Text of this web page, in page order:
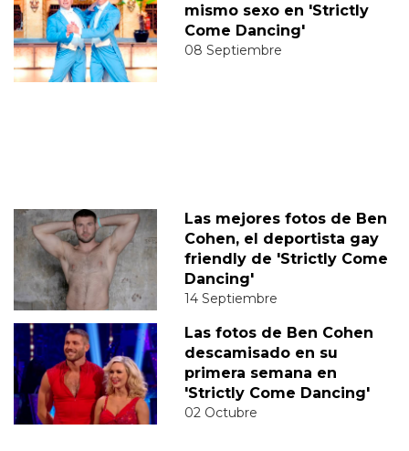
mismo sexo en 'Strictly
Come Dancing'
08 Septiembre
Las mejores fotos de Ben
Cohen, el deportista gay
friendly de 'Strictly Come
Dancing'
14 Septiembre
Las fotos de Ben Cohen
descamisado en su
primera semana en
'Strictly Come Dancing'
02 Octubre